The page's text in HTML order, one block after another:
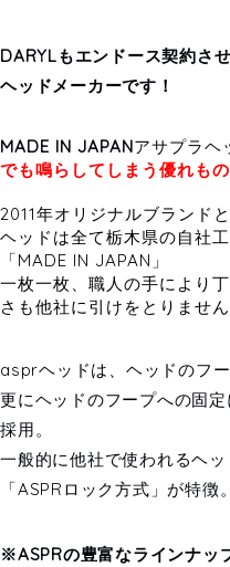
DARYLもエンドース契約さ
ヘッドメーカーです！
MADE IN JAPANアサプラヘ
でも鳴らしてしまう優れもの
2011年オリジナルブランド
ヘッドは全て栃木県の自社
「MADE IN JAPAN」
一枚一枚、職人の手により
さも他社に引けをとりません
asprヘッドは、ヘッドのフ
更にヘッドのフープへの固
採用。
一般的に他社で使われるヘ
「ASPRロック方式」が特徴。
※ASPRの豊富なラインナッ